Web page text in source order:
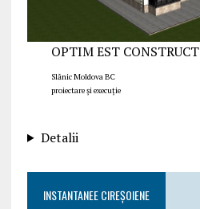
OPTIM EST CONSTRUCT
Slănic Moldova BC
proiectare și execuție
Detalii
INSTANTANEE CIREȘOIENE